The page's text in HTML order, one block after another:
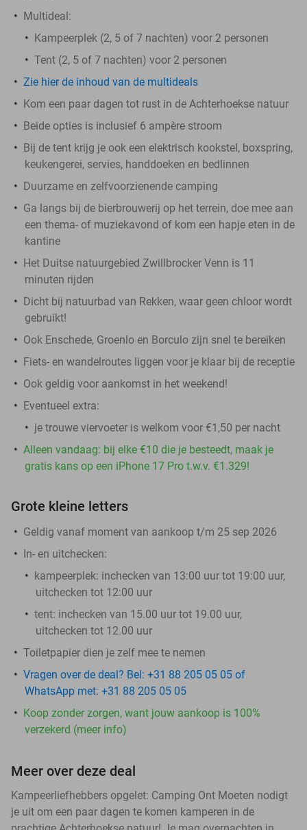
Multideal:
Kampeerplek (2, 5 of 7 nachten) voor 2 personen
Tent (2, 5 of 7 nachten) voor 2 personen
Zie hier de inhoud van de multideals
Kom een paar dagen tot rust in de Achterhoekse natuur
Beide opties is inclusief 6 ampère stroom
Bij de tent krijg je ook een elektrisch kookstel, boxspring,
keukengerei, servies, handdoeken en bedlinnen
Duurzame en zelfvoorzienende camping
Ga langs bij de bierbrouwerij op het terrein, doe mee aan
een thema- of muziekavond of kom een hapje eten in de
kantine
Het Duitse natuurgebied Zwillbrocker Venn is 11
minuten rijden
Dicht bij natuurbad van Rekken, waar geen chloor wordt
gebruikt!
Ook Enschede, Groenlo en Borculo zijn snel te bereiken
Fiets- en wandelroutes liggen voor je klaar bij de receptie
Ook geldig voor aankomst in het weekend!
Eventueel extra:
je trouwe viervoeter is welkom voor €1,50 per nacht
Alleen vandaag: bij elke €10 die je besteedt, maak je
gratis kans op een iPhone 17 Pro t.w.v. €1.329!
Grote kleine letters
Geldig vanaf moment van aankoop t/m 25 sep 2026
In- en uitchecken:
kampeerplek: inchecken van 13:00 uur tot 19:00 uur,
uitchecken tot 12:00 uur
tent: inchecken van 15.00 uur tot 19.00 uur,
uitchecken tot 12.00 uur
Toiletpapier dien je zelf mee te nemen
Vragen over de deal? Bel: +31 88 205 05 05 of
WhatsApp met: +31 88 205 05 05
Koop zonder zorgen, want jouw aankoop is 100%
verzekerd (meer info)
Meer over deze deal
Kampeerliefhebbers opgelet: Camping Ont Moeten nodigt
je uit om een paar dagen te komen kamperen in de